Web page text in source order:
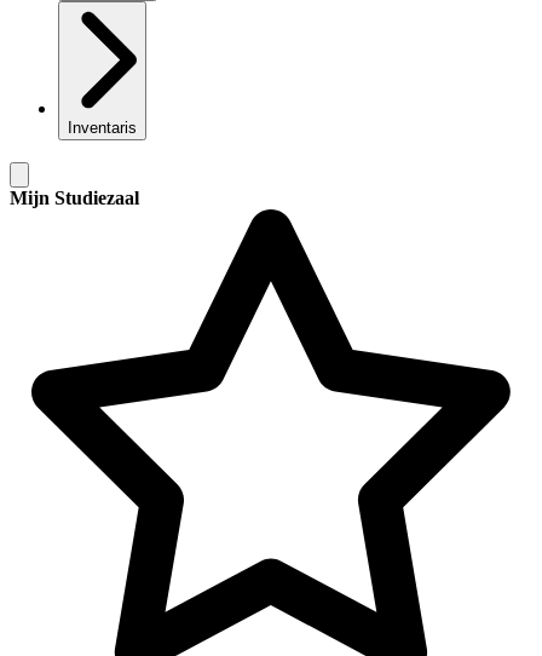
Inventaris
Mijn Studiezaal